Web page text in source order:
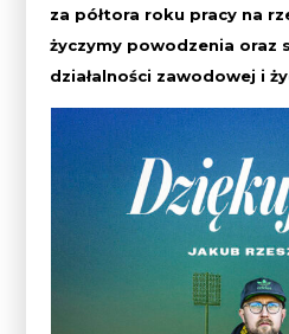
za półtora roku pracy na
życzymy powodzenia oraz
działalności zawodowej i